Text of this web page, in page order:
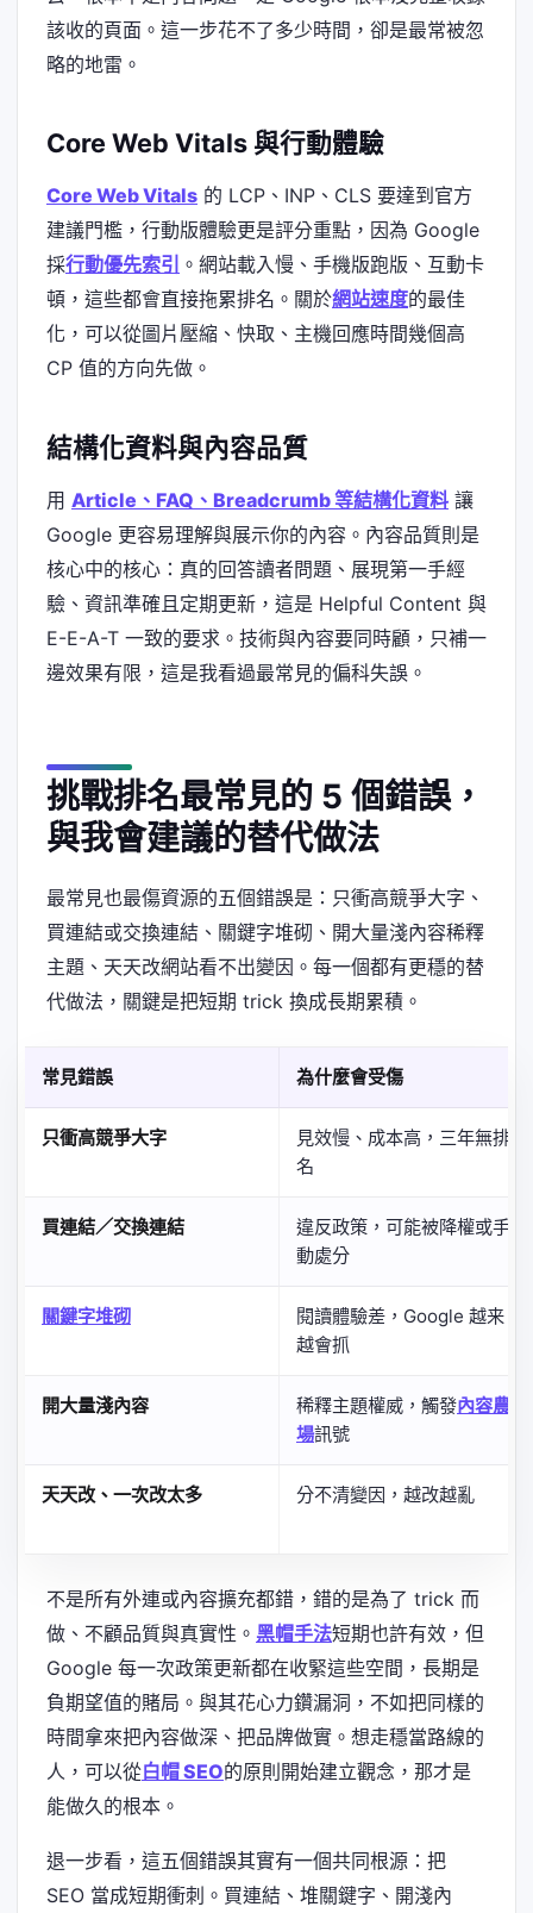
該收的頁面。這一步花不了多少時間，卻是最常被忽
略的地雷。
Core Web Vitals 與行動體驗
Core Web Vitals 的 LCP、INP、CLS 要達到官方
建議門檻，行動版體驗更是評分重點，因為 Google
採行動優先索引 。網站載入慢、手機版跑版、互動卡
頓，這些都會直接拖累排名。關於網站速度的最佳
化，可以從圖片壓縮、快取、主機回應時間幾個高
CP 值的方向先做。
結構化資料與內容品質
用 Article、FAQ、Breadcrumb 等結構化資料 讓
Google 更容易理解與展示你的內容。內容品質則是
核心中的核心：真的回答讀者問題、展現第一手經
驗、資訊準確且定期更新，這是 Helpful Content 與
E-E-A-T 一致的要求。技術與內容要同時顧，只補一
邊效果有限，這是我看過最常見的偏科失誤。
挑戰排名最常見的 5 個錯誤，
與我會建議的替代做法
最常見也最傷資源的五個錯誤是：只衝高競爭大字、
買連結或交換連結、關鍵字堆砌、開大量淺內容稀釋
主題、天天改網站看不出變因。每一個都有更穩的替
代做法，關鍵是把短期 trick 換成長期累積。
常見錯誤 為什麼會受傷
只衝高競爭大字
見效慢、成本高，三年無排
名
買連結／交換連結
違反政策，可能被降權或手
動處分
關鍵字堆砌
閱讀體驗差，Google 越来
越會抓
開大量淺內容 稀釋主題權威，觸發內容農
場訊號
天天改、一次改太多 分不清變因，越改越亂
不是所有外連或內容擴充都錯，錯的是為了 trick 而
做、不顧品質與真實性。 黑帽手法短期也許有效，但
Google 每一次政策更新都在收緊這些空間，長期是
負期望值的賭局。與其花心力鑽漏洞，不如把同樣的
時間拿來把內容做深、把品牌做實。想走穩當路線的
人，可以從白帽 SEO的原則開始建立觀念，那才是
能做久的根本。
退一步看，這五個錯誤其實有一個共同根源：把
SEO 當成短期衝刺。買連結、堆關鍵字、開淺內